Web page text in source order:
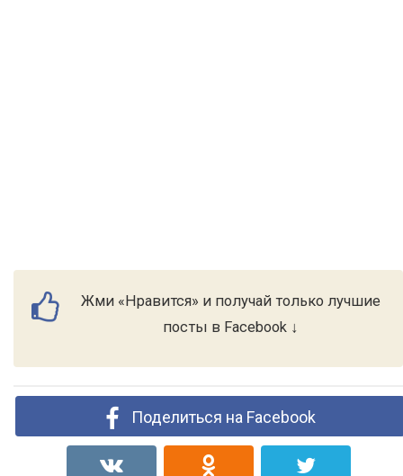
Жми «Нравится» и получай только лучшие
посты в Facebook ↓
Поделиться на Facebook